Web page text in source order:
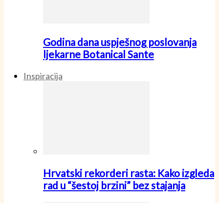
Godina dana uspješnog poslovanja
ljekarne Botanical Sante
Inspiracija
Hrvatski rekorderi rasta: Kako izgleda
rad u “šestoj brzini” bez stajanja